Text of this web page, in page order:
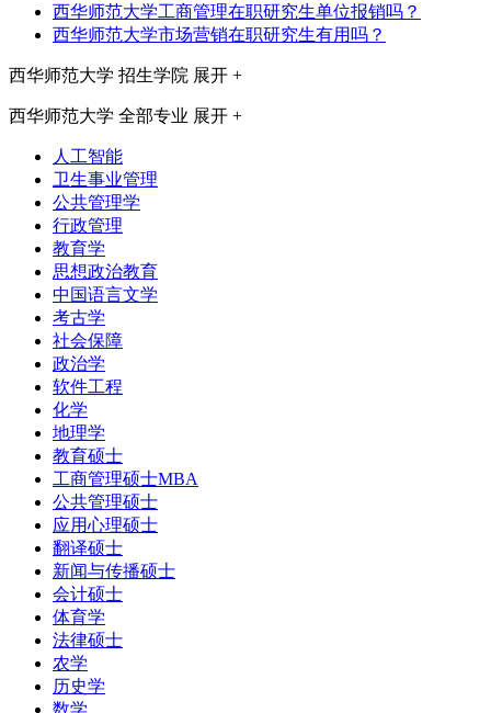
西华师范大学工商管理在职研究生单位报销吗？
西华师范大学市场营销在职研究生有用吗？
西华师范大学 招生学院 展开 +
西华师范大学 全部专业 展开 +
人工智能
卫生事业管理
公共管理学
行政管理
教育学
思想政治教育
中国语言文学
考古学
社会保障
政治学
软件工程
化学
地理学
教育硕士
工商管理硕士MBA
公共管理硕士
应用心理硕士
翻译硕士
新闻与传播硕士
会计硕士
体育学
法律硕士
农学
历史学
数学